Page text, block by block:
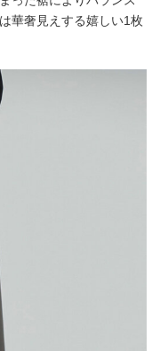
華奢見えする嬉しい1枚